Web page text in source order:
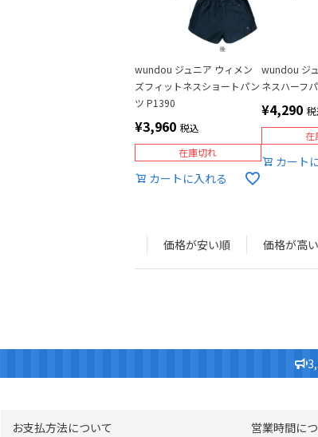
wundou ジュニア ウィメン
ズフィットネスショートパン
ツ P1390
¥3,960 税込
在庫切れ
カートに入れる
wundou ジ
ネスハーフ
¥4,290
在
カート
価格が安い順 価格が高
お支払方法について 営業時間に